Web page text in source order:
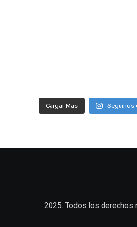
Cargar Mas Seguinos
2025. Todos los derechos